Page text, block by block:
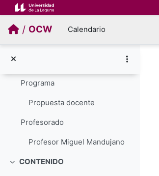
Salta al contenido principal
/ OCW Calendario
ColapsarPRESENTACIÓN
Programa
Propuesta docente
Profesorado
Profesor Miguel Mandujano
Colapsar
CONTENIDO